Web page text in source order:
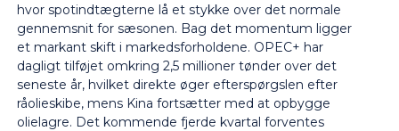
hvor spotindtægterne lå et stykke over det normale
gennemsnit for sæsonen. Bag det momentum ligger
et markant skift i markedsforholdene. OPEC+ har
dagligt tilføjet omkring 2,5 millioner tønder over det
seneste år, hvilket direkte øger efterspørgslen efter
råolieskibe, mens Kina fortsætter med at opbygge
olielagre. Det kommende fjerde kvartal forventes